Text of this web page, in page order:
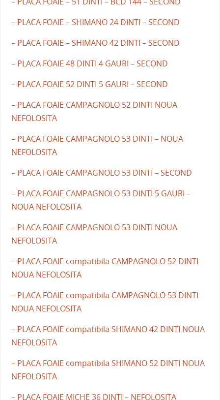
– PLACA FOAIE – SHIMANO 24 DINTI – SECOND
– PLACA FOAIE – SHIMANO 42 DINTI – SECOND
– PLACA FOAIE 48 DINTI 4 GAURI – SECOND
– PLACA FOAIE 52 DINTI 5 GAURI – SECOND
– PLACA FOAIE CAMPAGNOLO 52 DINTI NOUA
NEFOLOSITA
– PLACA FOAIE CAMPAGNOLO 53 DINTI – NOUA
NEFOLOSITA
– PLACA FOAIE CAMPAGNOLO 53 DINTI – SECOND
– PLACA FOAIE CAMPAGNOLO 53 DINTI 5 GAURI –
NOUA NEFOLOSITA
– PLACA FOAIE CAMPAGNOLO 53 DINTI NOUA
NEFOLOSITA
– PLACA FOAIE compatibila CAMPAGNOLO 52 DINTI
NOUA NEFOLOSITA
– PLACA FOAIE compatibila CAMPAGNOLO 53 DINTI
NOUA NEFOLOSITA
– PLACA FOAIE compatibila SHIMANO 42 DINTI NOUA
NEFOLOSITA
– PLACA FOAIE compatibila SHIMANO 52 DINTI NOUA
NEFOLOSITA
– PLACA FOAIE MICHE 36 DINTI – NEFOLOSITA